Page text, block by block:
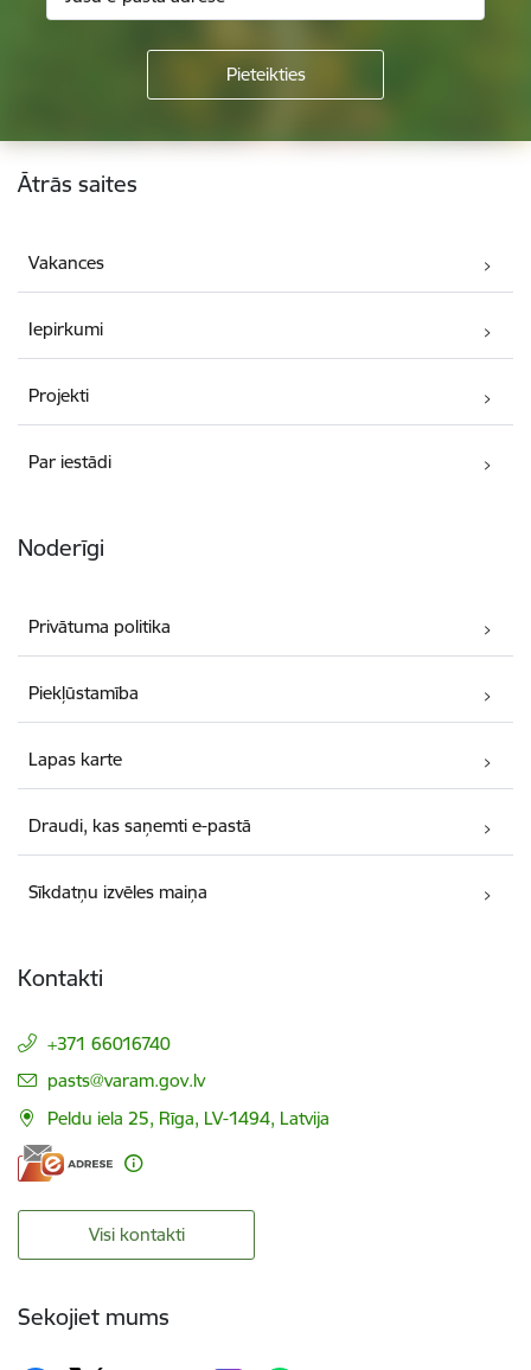
Kājene
Ātrās saites
Vakances
Iepirkumi
Projekti
Par iestādi
Noderīgi
Privātuma politika
Piekļūstamība
Lapas karte
Draudi, kas saņemti e-pastā
Sīkdatņu izvēles maiņa
Kontakti
+371 66016740
E-pasts:
pasts@varam.gov.lv
Peldu iela 25, Rīga, LV-1494, Latvija
Visi kontakti
Sekojiet mums